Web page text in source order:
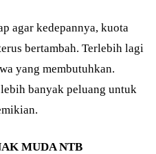
agar kedepannya, kuota
bertambah. Terlebih lagi
yang membutuhkan.
banyak peluang untuk
MUDA NTB